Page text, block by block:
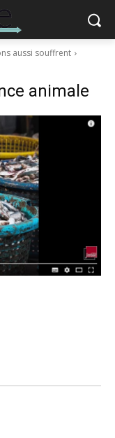
aussi souffrent
animale